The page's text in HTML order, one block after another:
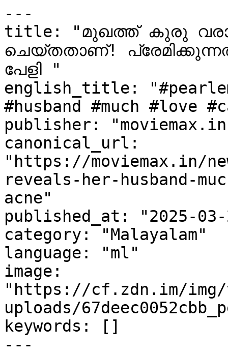
---
title: "മുഖത്ത് കുരു വരാന്‍
ചെയ്തതാണ്!
പേളി "
english_title:
#husband #much #love
publisher:
canonical_url:
"https://moviemax.in/
reveals-her-husband-
acne"
published_at: "2025-03-
category: "Malayalam"
language: "ml"
image:
"https://cf.zdn.im/img/
uploads/
keywords: []
---